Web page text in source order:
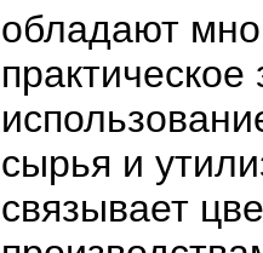
обладают
сырья и
связывает